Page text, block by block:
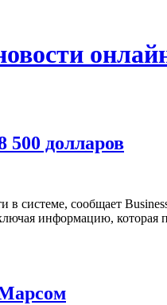
500 долларов
в системе, сообщает
информацию,